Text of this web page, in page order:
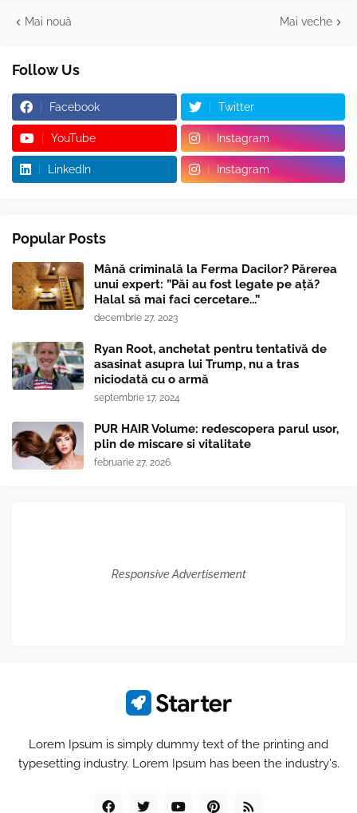
Mai nouă Mai veche
Follow Us
Facebook Twitter
YouTube Instagram
LinkedIn Instagram
Popular Posts
Mână criminală la Ferma Dacilor? Părerea
unui expert: ”Păi au fost legate pe ață?
Halal să mai faci cercetare...”
decembrie 27, 2023
Ryan Root, anchetat pentru tentativă de
asasinat asupra lui Trump, nu a tras
niciodată cu o armă
septembrie 17, 2024
PUR HAIR Volume: redescopera parul usor,
plin de miscare si vitalitate
februarie 27, 2026
Responsive Advertisement
Lorem Ipsum is simply dummy text of the printing and
typesetting industry. Lorem Ipsum has been the industry's.